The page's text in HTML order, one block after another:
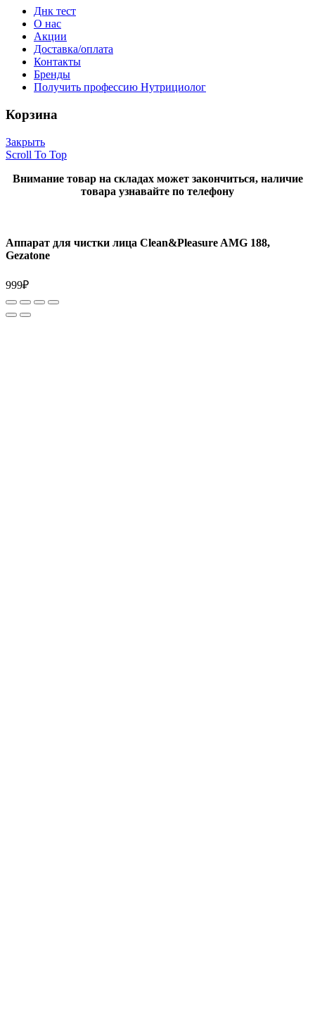
Днк тест
О нас
Акции
Доставка/оплата
Контакты
Бренды
Получить профессию Нутрициолог
Корзина
Закрыть
Scroll To Top
Внимание товар на складах может закончиться, наличие
товара узнавайте по телефону
Аппарат для чистки лица Clean&Pleasure AMG 188,
Gezatone
999₽